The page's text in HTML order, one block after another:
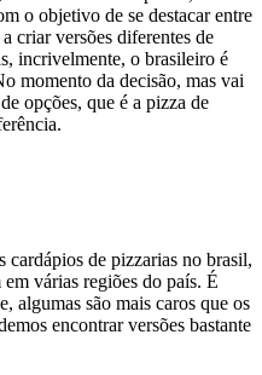
o objetivo de se destacar entre
criar versões diferentes de
incrivelmente, o brasileiro é
momento da decisão, mas vai
opções, que é a pizza de
cardápios de pizzarias no brasil,
várias regiões do país. É
algumas são mais caros que os
encontrar versões bastante